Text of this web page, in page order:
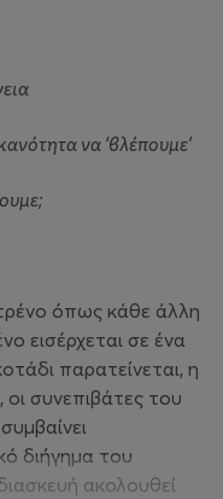
να ‘βλέπουμε’
όπως κάθε άλλη
εισέρχεται σε ένα
παρατείνεται, η
συνεπιβάτες του
διήγημα του
ακολουθεί